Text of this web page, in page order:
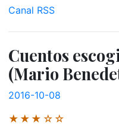
Canal RSS
Cuentos
(Mario
2016-10-08
★★★☆☆